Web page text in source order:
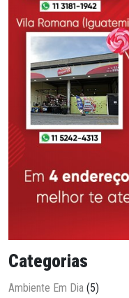
Categorias
Ambiente Em Dia (5)